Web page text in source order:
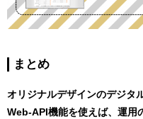
まとめ
オリジナルデザインのデジタ
Web-API機能を使えば、運用